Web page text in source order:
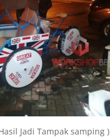
Jadi Tampak samping )